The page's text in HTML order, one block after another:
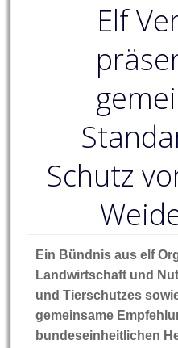
Elf
Schutz
Ein Bündnis aus elf
Landwirtschaft und
und Tierschutzes
gemeinsame
bundeseinheitlichen